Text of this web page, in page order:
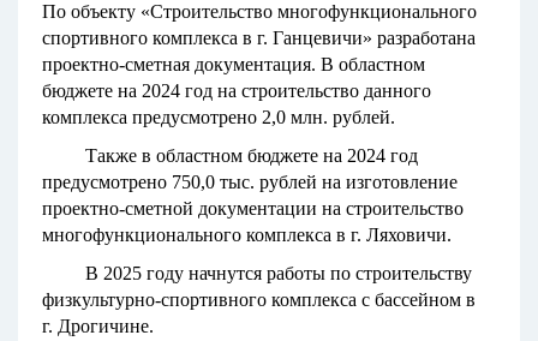
По объекту «Строительство многофункционального
спортивного комплекса в г. Ганцевичи» разработана
проектно-сметная документация. В областном
бюджете на 2024 год на строительство данного
комплекса предусмотрено 2,0 млн. рублей.
Также в областном бюджете на 2024 год
предусмотрено 750,0 тыс. рублей на изготовление
проектно-сметной документации на строительство
многофункционального комплекса в г. Ляховичи.
В 2025 году начнутся работы по строительству
физкультурно-спортивного комплекса с бассейном в
г. Дрогичине.